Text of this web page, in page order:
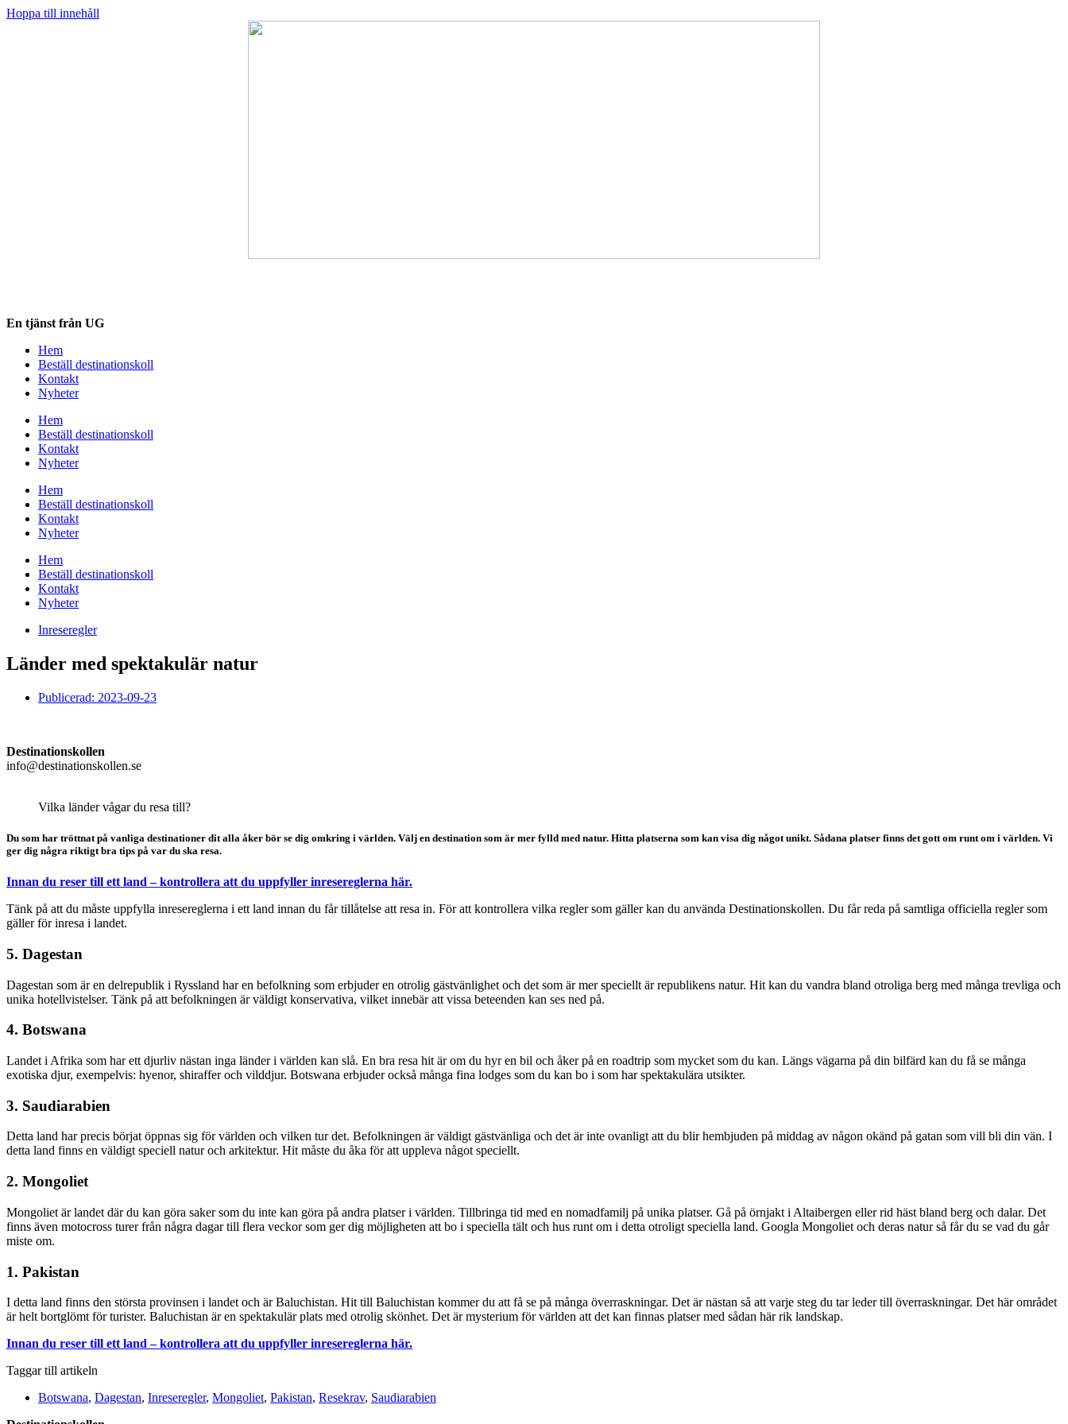
Hoppa till innehåll
En tjänst från UG
Hem
Beställ destinationskoll
Kontakt
Nyheter
Hem
Beställ destinationskoll
Kontakt
Nyheter
Hem
Beställ destinationskoll
Kontakt
Nyheter
Hem
Beställ destinationskoll
Kontakt
Nyheter
Inreseregler
Länder med spektakulär natur
Publicerad: 2023-09-23
Destinationskollen
info@destinationskollen.se
Vilka länder vågar du resa till?
Du som har tröttnat på vanliga destinationer dit alla åker bör se dig omkring i världen. Välj en destination som är mer fylld med natur. Hitta platserna som kan visa dig något unikt. Sådana platser finns det gott om runt om i världen. Vi
ger dig några riktigt bra tips på var du ska resa.
Innan du reser till ett land – kontrollera att du uppfyller inresereglerna här.
Tänk på att du måste uppfylla inresereglerna i ett land innan du får tillåtelse att resa in. För att kontrollera vilka regler som gäller kan du använda Destinationskollen. Du får reda på samtliga officiella regler som
gäller för inresa i landet.
5. Dagestan
Dagestan som är en delrepublik i Ryssland har en befolkning som erbjuder en otrolig gästvänlighet och det som är mer speciellt är republikens natur. Hit kan du vandra bland otroliga berg med många trevliga och
unika hotellvistelser. Tänk på att befolkningen är väldigt konservativa, vilket innebär att vissa beteenden kan ses ned på.
4. Botswana
Landet i Afrika som har ett djurliv nästan inga länder i världen kan slå. En bra resa hit är om du hyr en bil och åker på en roadtrip som mycket som du kan. Längs vägarna på din bilfärd kan du få se många
exotiska djur, exempelvis: hyenor, shiraffer och vilddjur. Botswana erbjuder också många fina lodges som du kan bo i som har spektakulära utsikter.
3. Saudiarabien
Detta land har precis börjat öppnas sig för världen och vilken tur det. Befolkningen är väldigt gästvänliga och det är inte ovanligt att du blir hembjuden på middag av någon okänd på gatan som vill bli din vän. I
detta land finns en väldigt speciell natur och arkitektur. Hit måste du åka för att uppleva något speciellt.
2. Mongoliet
Mongoliet är landet där du kan göra saker som du inte kan göra på andra platser i världen. Tillbringa tid med en nomadfamilj på unika platser. Gå på örnjakt i Altaibergen eller rid häst bland berg och dalar. Det
finns även motocross turer från några dagar till flera veckor som ger dig möjligheten att bo i speciella tält och hus runt om i detta otroligt speciella land. Googla Mongoliet och deras natur så får du se vad du går
miste om.
1. Pakistan
I detta land finns den största provinsen i landet och är Baluchistan. Hit till Baluchistan kommer du att få se på många överraskningar. Det är nästan så att varje steg du tar leder till överraskningar. Det här området
är helt bortglömt för turister. Baluchistan är en spektakulär plats med otrolig skönhet. Det är mysterium för världen att det kan finnas platser med sådan här rik landskap.
Innan du reser till ett land – kontrollera att du uppfyller inresereglerna här.
Taggar till artikeln
Botswana, Dagestan, Inreseregler, Mongoliet, Pakistan, Resekrav, Saudiarabien